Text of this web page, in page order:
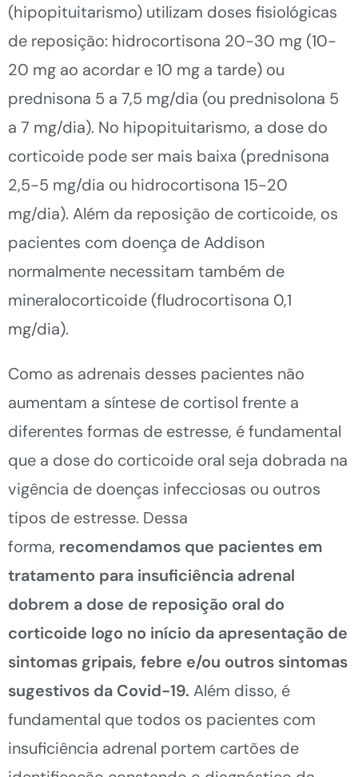
(hipopituitarismo) utilizam doses fisiológicas
de reposição: hidrocortisona 20-30 mg (10-
20 mg ao acordar e 10 mg a tarde) ou
prednisona 5 a 7,5 mg/dia (ou prednisolona 5
a 7 mg/dia). No hipopituitarismo, a dose do
corticoide pode ser mais baixa (prednisona
2,5-5 mg/dia ou hidrocortisona 15-20
mg/dia). Além da reposição de corticoide, os
pacientes com doença de Addison
normalmente necessitam também de
mineralocorticoide (fludrocortisona 0,1
mg/dia).
Como as adrenais desses pacientes não
aumentam a síntese de cortisol frente a
diferentes formas de estresse, é fundamental
que a dose do corticoide oral seja dobrada na
vigência de doenças infecciosas ou outros
tipos de estresse. Dessa
forma, recomendamos que pacientes em
tratamento para insuficiência adrenal
dobrem a dose de reposição oral do
corticoide logo no início da apresentação de
sintomas gripais, febre e/ou outros sintomas
sugestivos da Covid-19. Além disso, é
fundamental que todos os pacientes com
insuficiência adrenal portem cartões de